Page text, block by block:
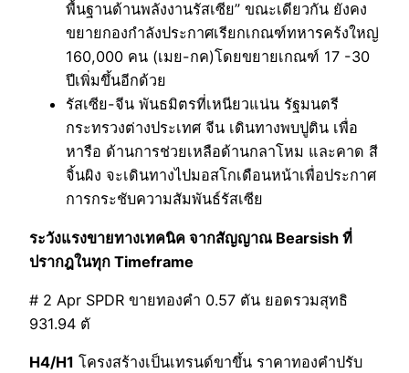
พื้นฐานด้านพลังงานรัสเซีย” ขณะเดียวกัน ยังคง
ขยายกองกำลังประกาศเรียกเกณฑ์ทหารคร้งใหญ่
160,000 คน (เมย-กค)โดยขยายเกณฑ์ 17 -30
ปีเพิ่มขึ้นอีกด้วย
รัสเซีย-จีน พันธมิตรที่เหนียวแน่น รัฐมนตรี
กระทรวงต่างประเทศ จีน เดินทางพบปูติน เพื่อ
หารือ ด้านการช่วยเหลือด้านกลาโหม และคาด สี
จิ้นผิง จะเดินทางไปมอสโกเดือนหน้าเพื่อประกาศ
การกระชับความสัมพันธ์รัสเซีย
ระวังแรงขายทางเทคนิค จากสัญญาณ Bearsish ที่
ปรากฎในทุก Timeframe
# 2 Apr SPDR ขายทองคำ 0.57 ตัน ยอดรวมสุทธิ
931.94 ตั
H4/H1 โครงสร้างเป็นเทรนด์ขาขึ้น ราคาทองคำปรับ